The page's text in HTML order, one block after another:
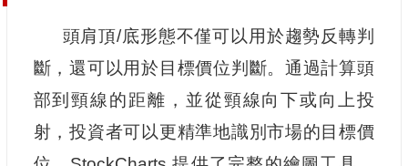
頭肩頂/底形態不僅可以用於趨勢反轉判
斷，還可以用於目標價位判斷。通過計算頭
部到頸線的距離，並從頸線向下或向上投
射，投資者可以更精準地識別市場的目標價